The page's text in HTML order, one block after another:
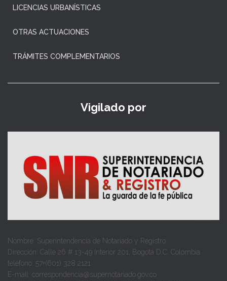
LICENCIAS URBANÍSTICAS
OTRAS ACTUACIONES
TRÁMITES COMPLEMENTARIOS
Vigilado por
Nombre: Superintendencia de Notariado y Registro
Dirección: Calle 26 # 13-49 Interior 201, Bogotá D.C. Colombia.
teléfono: 57+(601) 328 2121
E-mail: correspondencia@supernotariado.gov.co